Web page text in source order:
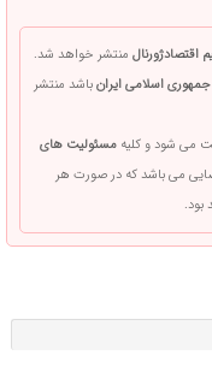
اقتصادژورنالمنتشر خواهد شد.
اسلامی ایرانباشد منتشر
می شود و کلیهمسئولیت های
می باشد که در صورت هر